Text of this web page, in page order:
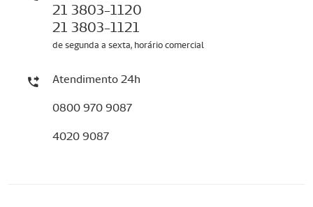
21 3803-1120
21 3803-1121
de segunda a sexta, horário comercial
Atendimento 24h
0800 970 9087
4020 9087